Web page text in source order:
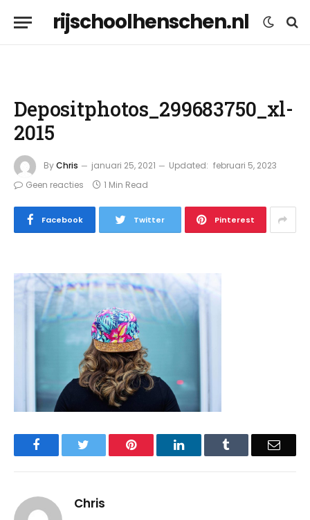
rijschoolhenschen.nl
Depositphotos_299683750_xl-
2015
ByChris januari 25, 2021 Updated: februari 5, 2023
Geen reacties
1 Min Read
Facebook Twitter Pinterest
Facebook Pinterest LinkedIn Email
Chris